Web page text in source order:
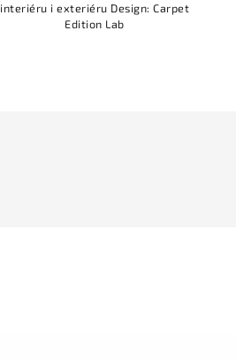
interiéru i exteriéru Design: Carpet
Edition Lab